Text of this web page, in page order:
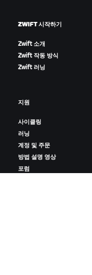
ZWIFT 시작하기
Zwift 소개
Zwift 작동 방식
Zwift 러닝
지원
사이클링
러닝
계정 및 주문
방법 설명 영상
포럼